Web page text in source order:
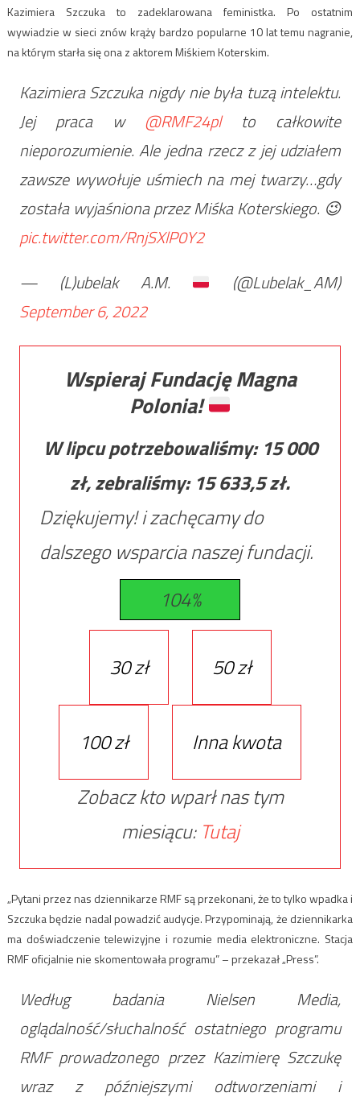
Kazimiera Szczuka to zadeklarowana feministka. Po ostatnim
wywiadzie w sieci znów krąży bardzo popularne 10 lat temu nagranie,
na którym starła się ona z aktorem Miśkiem Koterskim.
Kazimiera Szczuka nigdy nie była tuzą intelektu.
Jej praca w @RMF24plto całkowite
nieporozumienie. Ale jedna rzecz z jej udziałem
zawsze wywołuje uśmiech na mej twarzy…gdy
została wyjaśniona przez Miśka Koterskiego. 😉
pic.twitter.com/RnjSXlP0Y2
— (L)ubelak A.M.
(@Lubelak_AM)
September 6, 2022
Wspieraj Fundację Magna
Polonia!
W lipcu potrzebowaliśmy: 15 000
zł, zebraliśmy: 15 633,5zł.
Dziękujemy! i zachęcamy do
dalszego wsparcia naszej fundacji.
104%
30 zł 50 zł
100 zł
Inna kwota
Zobacz kto wparł nas tym
miesiącu: Tutaj
„Pytani przez nas dziennikarze RMF są przekonani, że to tylko wpadka i
Szczuka będzie nadal powadzić audycje. Przypominają, że dziennikarka
ma doświadczenie telewizyjne i rozumie media elektroniczne. Stacja
RMF oficjalnie nie skomentowała programu” – przekazał „Press”.
Według badania Nielsen Media,
oglądalność/słuchalność ostatniego programu
RMF prowadzonego przez Kazimierę Szczukę
wraz z późniejszymi odtworzeniami i